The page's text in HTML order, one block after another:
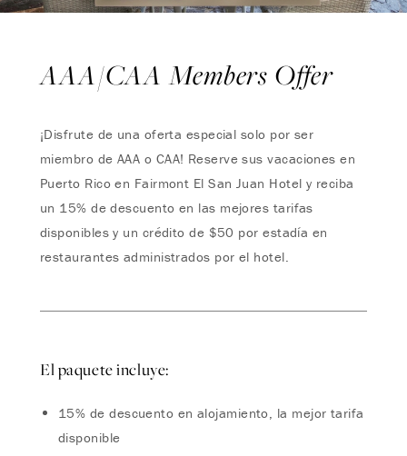
AAA/CAA Members Offer
¡Disfrute de una oferta especial solo por ser
miembro de AAA o CAA! Reserve sus vacaciones en
Puerto Rico en Fairmont El San Juan Hotel y reciba
un 15% de descuento en las mejores tarifas
disponibles y un crédito de $50 por estadía en
restaurantes administrados por el hotel.
El paquete incluye:
15% de descuento en alojamiento, la mejor tarifa
disponible